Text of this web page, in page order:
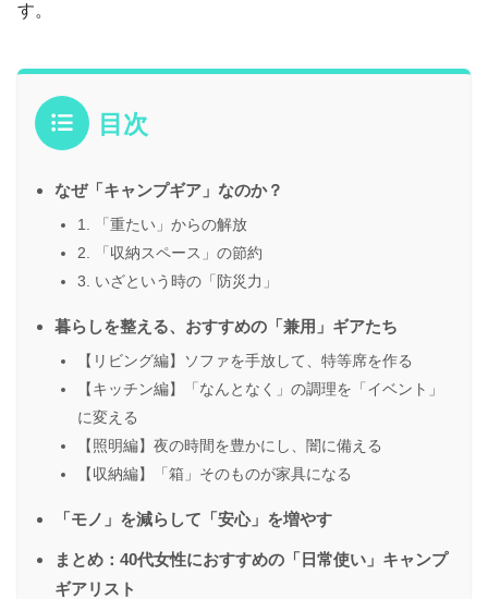
す。
目次
なぜ「キャンプギア」なのか？
1. 「重たい」からの解放
2. 「収納スペース」の節約
3. いざという時の「防災力」
暮らしを整える、おすすめの「兼用」ギアたち
【リビング編】ソファを手放して、特等席を作る
【キッチン編】「なんとなく」の調理を「イベント」
に変える
【照明編】夜の時間を豊かにし、闇に備える
【収納編】「箱」そのものが家具になる
「モノ」を減らして「安心」を増やす
まとめ：40代女性におすすめの「日常使い」キャンプ
ギアリスト